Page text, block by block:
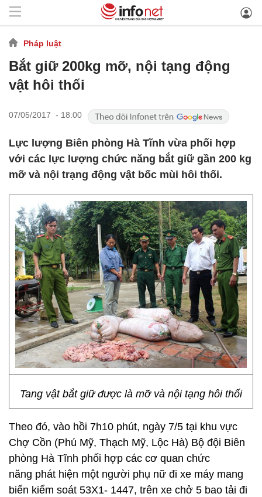
Pháp luật
Bắt giữ 200kg mỡ, nội tạng động
vật hôi thối
07/05/2017 - 18:00
Lực lượng Biên phòng Hà Tĩnh vừa phối hợp
với các lực lượng chức năng bắt giữ gần 200 kg
mỡ và nội trạng động vật bốc mùi hôi thối.
Tang vật bắt giữ được là mỡ và nội tạng hôi thối
Theo đó, vào hồi 7h10 phút, ngày 7/5 tại khu vực
Chợ Cồn (Phú Mỹ, Thạch Mỹ, Lộc Hà) Bộ đội Biên
phòng Hà Tĩnh phối hợp các cơ quan chức
năng phát hiện một người phụ nữ đi xe máy mang
biển kiểm soát 53X1- 1447, trên xe chở 5 bao tải đi